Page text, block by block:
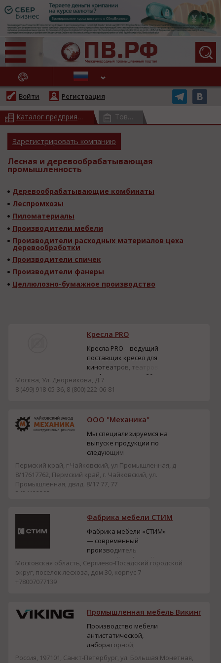
НОВОСТИ
Войти Регистрация
Каталог предприятий (всего 17569)
Товарный каталог
Зарегистрировать компанию
Лесная и деревообрабатывающая
промышленность
Деревообрабатывающие комбинаты
Леспромхозы
Пиломатериалы
Производители мебели
Производители расходных материалов цеха
деревообработки
Производители спичек
Производители фанеры
Целлюлозно-бумажное производство
Кресла PRO
Кресла PRO – ведущий
поставщик кресел для
кинотеатров, театров и
конференц-залов. 20+
лет опыта, европейские
проектов по всей России.
Полный цикл: от дизайна
до монтажа.
Москва, Ул. Дворникова, Д.7
8 (499) 918-05-36, 8 (800) 222-06-81
ООО "Механика"
Мы специализируемся на
выпуске продукции по
следующим
направлениям:
Производственная
мебель Стеллажи для
промышленности
промышленности
Специализированная
оргтехоснастка Средства
наземного обслуживания
(для ТОиР ВС) Прессы ру...
Пермский край, г Чайковский, ул Промышленная, д
8/17617762, Пермский край, г. Чайковский, ул.
Промышленная, двлд. 8/17 77, 77
3424122295
Фабрика мебели СТИМ
Фабрика мебели «СТИМ»
— современный
производитель
корпусной и офисной
мебели в Сергиевом
Посаде. Предлагаем
полную меблировку
квартир, отелей и
коммерческих объектов.
Московская область, Сергиево-Посадский городской
округ, поселок лесхоза, дом 30, корпус 7
+78007077139
Промышленная мебель Викинг
Производство мебели
антистатической,
лабораторной,
металлической
Россия, 197101, Санкт-Петербург, ул. Большая Монетная,